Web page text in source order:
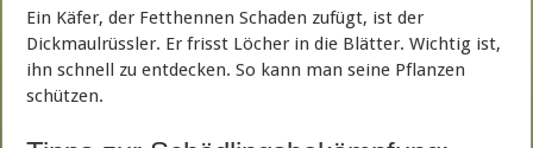
Ein Käfer, der Fetthennen Schaden zufügt, ist der
Dickmaulrüssler. Er frisst Löcher in die Blätter. Wichtig ist,
ihn schnell zu entdecken. So kann man seine Pflanzen
schützen.